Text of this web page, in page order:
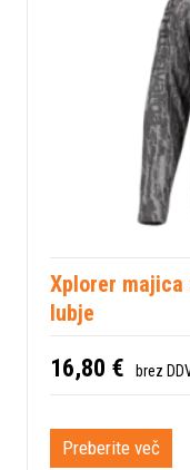
Xplorer
lubje
16,80 € brez
Preberite več